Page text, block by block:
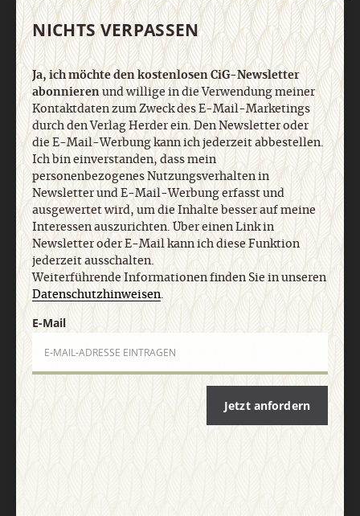
Vertrag widerrufen Abo online kündigen
Nach oben
NICHTS VERPASSEN
Ja, ich möchte den kostenlosen CiG-Newsletter
abonnierenund willige in die Verwendung meiner
Kontaktdaten zum Zweck des E-Mail-Marketings
durch den Verlag Herder ein. Den Newsletter oder
die E-Mail-Werbung kann ich jederzeit abbestellen.
Ich bin einverstanden, dass mein
personenbezogenes Nutzungsverhalten in
Newsletter und E-Mail-Werbung erfasst und
ausgewertet wird, um die Inhalte besser auf meine
Interessen auszurichten. Über einen Link in
Newsletter oder E-Mail kann ich diese Funktion
jederzeit ausschalten.
Weiterführende Informationen finden Sie in unseren
Datenschutzhinweisen.
E-Mail
Jetzt anfordern